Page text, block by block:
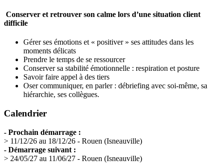
Conserver et retrouver son calme lors d’une situation client
difficile
Gérer ses émotions et « positiver » ses attitudes dans les
moments délicats
Prendre le temps de se ressourcer
Conserver sa stabilité émotionnelle : respiration et posture
Savoir faire appel à des tiers
Oser communiquer, en parler : débriefing avec soi-même, sa
hiérarchie, ses collègues.
Calendrier
- Prochain démarrage :
> 11/12/26 au 18/12/26 - Rouen (Isneauville)
- Démarrage suivant :
> 24/05/27 au 11/06/27 - Rouen (Isneauville)